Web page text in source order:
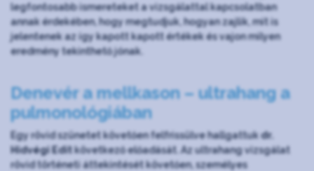
legfontosabb ismereteket a vizsgálattal kapcsolatban
annak érdekében, hogy megtudjuk, hogyan zajlik, mit is
jelentenek az így kapott kapott értékek és vajon milyen
eredmény tekinthető jónak.
Denevér a mellkason – ultrahang a
pulmonológiában
Egy rövid szünetet követően felfrissülve hallgattukdr.
Hidvégi Edit következő előadását. Az ultrahang vizsgálat
rövid történeti áttekintését követően, személyes